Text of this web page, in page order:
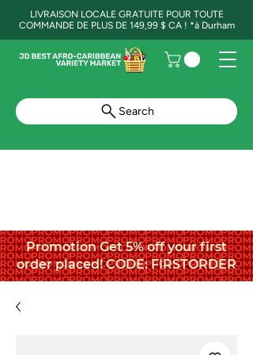
LIVRAISON LOCALE GRATUITE POUR TOUTE
COMMANDE DE PLUS DE 149,99 $ CA ! *à Durham
Search
Promotion Get 5% off your first
order placed! CODE: FIRSTORDER